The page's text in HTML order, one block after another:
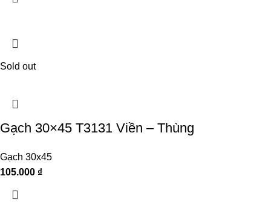
Sold out
Gạch 30×45 T3131 Viền – Thùng
Gạch 30x45
105.000 ₫